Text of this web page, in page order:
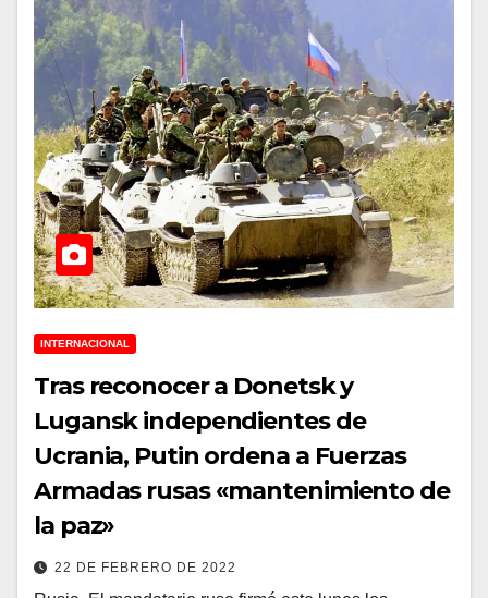
INTERNACIONAL
Tras reconocer a Donetsk y
Lugansk independientes de
Ucrania, Putin ordena a Fuerzas
Armadas rusas «mantenimiento de
la paz»
22 DE FEBRERO DE 2022